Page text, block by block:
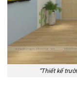
“Thiết kế